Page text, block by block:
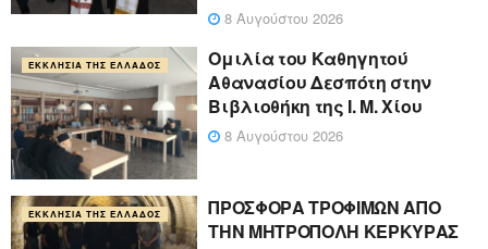
8 Αυγούστου 2026
ΕΚΚΛΗΣΊΑ ΤΗΣ ΕΛΛΆΔΟΣ
Ομιλία του Καθηγητού
Αθανασίου Δεσπότη στην
Βιβλιοθήκη της Ι. Μ. Χίου
8 Αυγούστου 2026
ΕΚΚΛΗΣΊΑ ΤΗΣ ΕΛΛΆΔΟΣ
ΠΡΟΣΦΟΡΑ ΤΡΟΦΙΜΩΝ ΑΠΟ
ΤΗΝ ΜΗΤΡΟΠΟΛΗ ΚΕΡΚΥΡΑΣ